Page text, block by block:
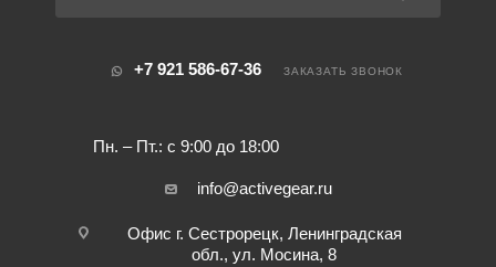
+7 921 586-67-36
Пн. – Пт.: с 9:00 до 18:00
ЗАКАЗАТЬ ЗВОНОК
info@activegear.ru
Офис г. Сестрорецк, Ленинградская
обл., ул. Мосина, 8